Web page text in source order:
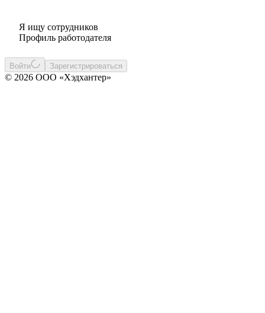
Я ищу сотрудников
Профиль работодателя
Войти Зарегистрироваться
© 2026 ООО «Хэдхантер»